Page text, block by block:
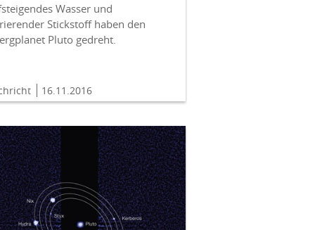
Wasser und
Stickstoff haben den
Pluto gedreht.
16.11.2016